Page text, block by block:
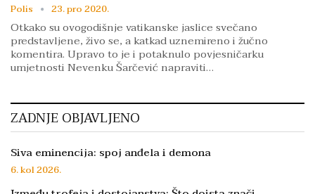
Polis 23. pro 2020.
Otkako su ovogodišnje vatikanske jaslice svečano
predstavljene, živo se, a katkad uznemireno i žučno
komentira. Upravo to je i potaknulo povjesničarku
umjetnosti Nevenku Šarčević napraviti…
ZADNJE OBJAVLJENO
Siva eminencija: spoj anđela i demona
6. kol 2026.